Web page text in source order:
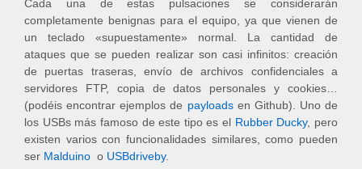
Cada una de estas pulsaciones se considerarán
completamente benignas para el equipo, ya que vienen de
un teclado «supuestamente» normal. La cantidad de
ataques que se pueden realizar son casi infinitos: creación
de puertas traseras, envío de archivos confidenciales a
servidores FTP, copia de datos personales y cookies…
(podéis encontrar ejemplos de payloadsen Github). Uno de
los USBs más famoso de este tipo es el Rubber Ducky, pero
existen varios con funcionalidades similares, como pueden
ser Malduino o USBdriveby.